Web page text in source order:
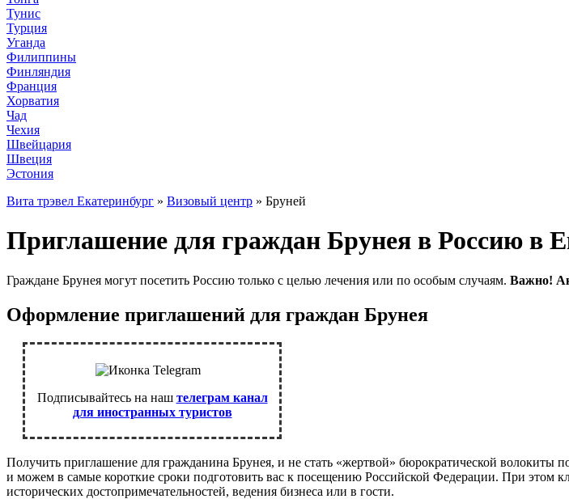
Тунис
Турция
Уганда
Филиппины
Финляндия
Франция
Хорватия
Чад
Чехия
Швейцария
Швеция
Эстония
Вита трэвел Екатеринбург » Визовый центр » Бруней
Приглашение для граждан Брунея в Россию в
Граждане Брунея могут посетить Россию только с целью лечения или по особым случаям. Важно!
Оформление приглашений для граждан Брунея
Подписывайтесь на наш телеграм канал
для иностранных туристов
Получить приглашение для гражданина Брунея, и не стать «жертвой» бюрократической
и можем в самые короткие сроки подготовить вас к посещению Российской Федерации. При этом
исторических достопримечательностей, ведения бизнеса или в гости.